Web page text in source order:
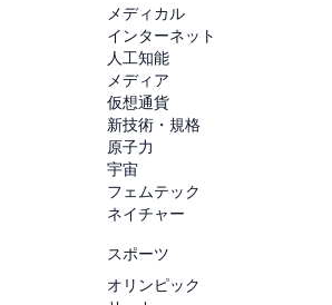
メディカル
インターネット
人工知能
メディア
仮想通貨
新技術・規格
原子力
宇宙
フェムテック
ネイチャー
スポーツ
オリンピック